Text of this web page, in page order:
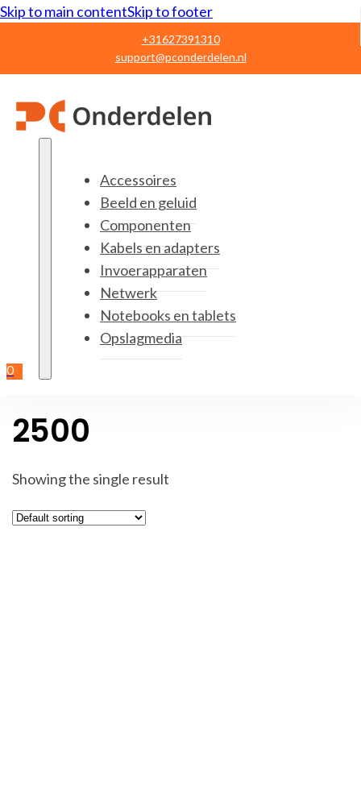
Skip to main contentSkip to footer
+31627391310
support@pconderdelen.nl
0
Accessoires
Beeld en geluid
Componenten
Kabels en adapters
Invoerapparaten
Netwerk
Notebooks en tablets
Opslagmedia
2500
Showing the single result